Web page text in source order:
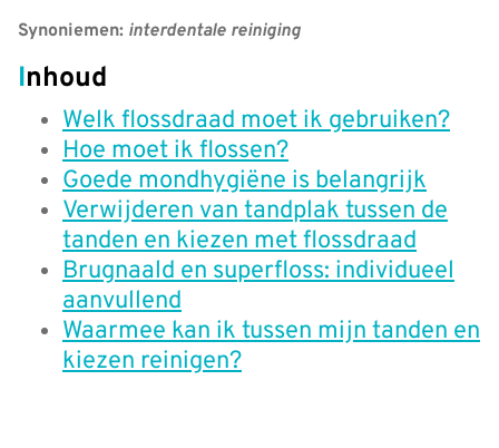
Synoniemen: interdentale reiniging
Inhoud
Welk flossdraad moet ik gebruiken?
Hoe moet ik flossen?
Goede mondhygiëne is belangrijk
Verwijderen van tandplak tussen de
tanden en kiezen met flossdraad
Brugnaald en superfloss: individueel
aanvullend
Waarmee kan ik tussen mijn tanden en
kiezen reinigen?